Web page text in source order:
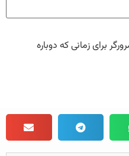
زمانی که دوباره